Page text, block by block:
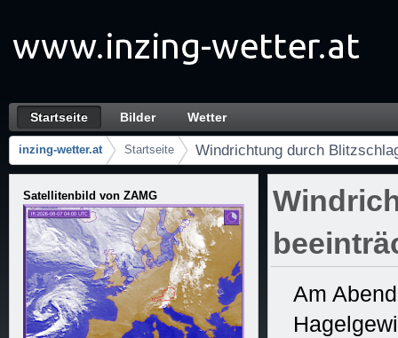
Windrichtung durch Blitzschlag
Navigation
Startseite Bilder Wetter
Brotkrumen (Wo bin ich?)
inzing-wetter.at Startseite Windrichtung durch
Satellitenbild von ZAMG
Am